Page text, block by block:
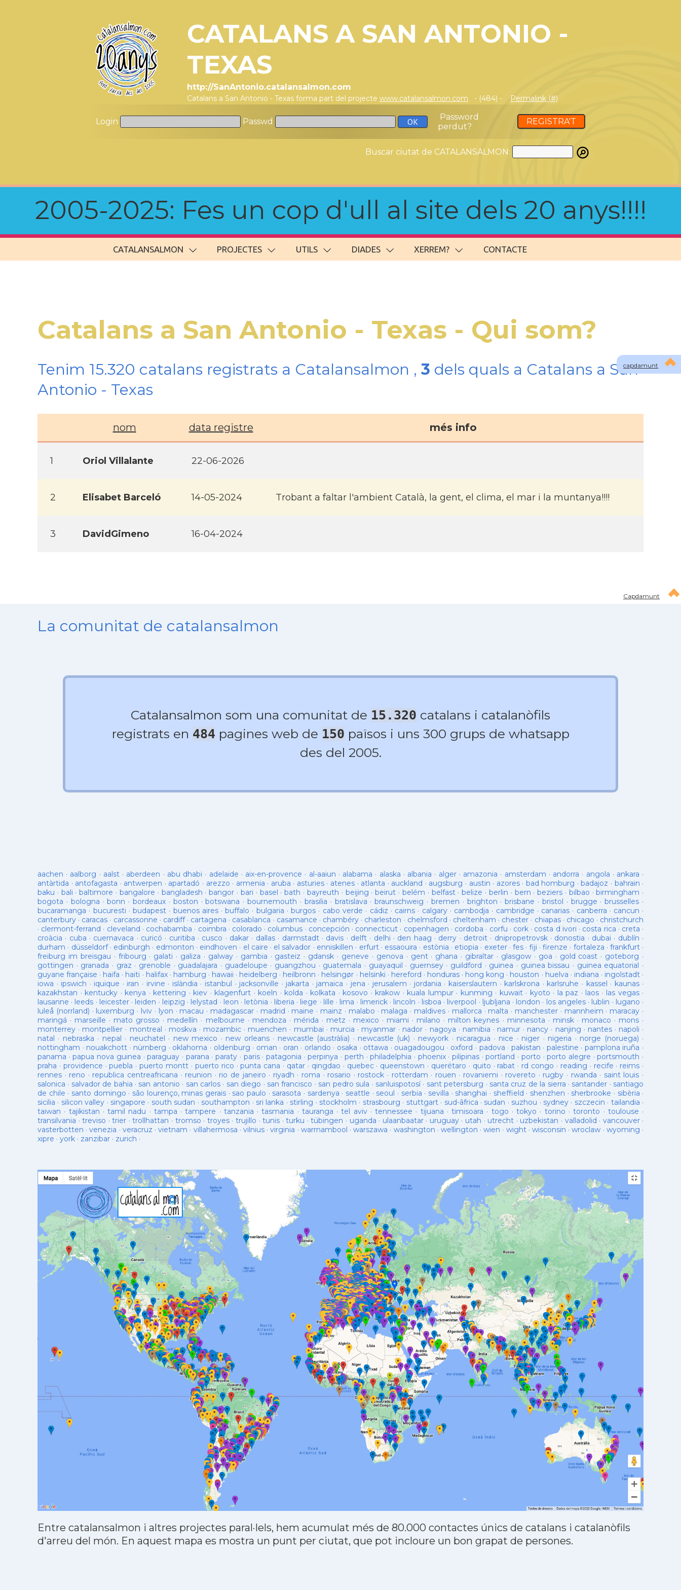
CATALANS A SAN ANTONIO -
TEXAS
http://SanAntonio.catalansalmon.com
Catalans a San Antonio - Texas forma part del projecte www.catalansalmon.com - (484) - Permalink (#)
Login Passwd
Password
perdut?
REGISTRA'T
Buscar ciutat de CATALANSALMON:
2005-2025: Fes un cop d'ull al site dels 20 anys!!!!
CATALANSALMON PROJECTES UTILS DIADES XERREM? CONTACTE
capdamunt
Catalans a San Antonio - Texas - Qui som?
Tenim 15.320 catalans registrats a Catalansalmon , 3 dels quals a Catalans a San
Antonio - Texas
nom data registre més info
1 Oriol Villalante 22-06-2026
2 Elisabet Barceló 14-05-2024 Trobant a faltar l'ambient Català, la gent, el clima, el mar i la muntanya!!!!
3 DavidGimeno 16-04-2024
Capdamunt
La comunitat de catalansalmon
Catalansalmon som una comunitat de 15.320 catalans i catalanòfils
registrats en 484 pagines web de 150 països i uns 300 grups de whatsapp
des del 2005.
aachen · aalborg · aalst· aberdeen · abu dhabi · adelaide · aix-en-provence · al-aaiun · alabama · alaska · albania · alger· amazonia · amsterdam · andorra · angola · ankara ·
antàrtida · antofagasta · antwerpen · apartadó · arezzo · armenia · aruba · asturies· atenes · atlanta · auckland · augsburg · austin · azores· bad homburg ·badajoz · bahrain ·
baku · bali ·baltimore · bangalore · bangladesh ·bangor · bari · basel ·bath · bayreuth · beijing ·beirut · belém · belfast·belize · berlin · bern ·beziers · bilbao ·birmingham ·
bogota · bologna ·bonn ·bordeaux · boston ·botswana ·bournemouth · brasilia · bratislava ·braunschweig · bremen · brighton ·brisbane · bristol · brugge ·brusselles ·
bucaramanga · bucuresti · budapest · buenos aires·buffalo · bulgaria ·burgos · cabo verde · cádiz · cairns · calgary· cambodja · cambridge · canarias · canberra · cancun ·
canterbury · caracas · carcassonne · cardiff· cartagena · casablanca · casamance · chambéry · charleston · chelmsford · cheltenham · chester · chiapas· chicago · christchurch
· clermont-ferrand · cleveland · cochabamba · coimbra · colorado · columbus · concepción · connecticut · copenhagen · cordoba · corfu · cork · costa d ivori · costa rica · creta ·
croàcia · cuba · cuernavaca · curicó · curitiba · cusco · dakar · dallas· darmstadt· davis · delft· delhi · den haag · derry · detroit· dnipropetrovsk· donostia · dubai · dublín ·
durham · düsseldorf· edinburgh · edmonton · eindhoven · el caire · el salvador · enniskillen · erfurt· essaouira · estònia · etiopia · exeter· fes · fiji · firenze · fortaleza · frankfurt ·
freiburg im breisgau · fribourg · galati · galiza · galway· gambia · gasteiz · gdansk · geneve · genova · gent· ghana · gibraltar · glasgow· goa · gold coast · goteborg ·
gottingen · granada · graz · grenoble · guadalajara · guadeloupe · guangzhou · guatemala · guayaquil · guernsey· guildford · guinea · guinea bissau · guinea equatorial ·
guyane française · haifa · haiti · halifax· hamburg · hawaii · heidelberg · heilbronn · helsingør · helsinki · hereford · honduras· hong kong · houston · huelva · indiana · ingolstadt·
iowa · ipswich · iquique · iran · irvine · islàndia · istanbul · jacksonville · jakarta · jamaica · jena · jerusalem · jordania · kaiserslautern · karlskrona · karlsruhe · kassel · kaunas·
kazakhstan · kentucky · kenya · kettering · kiev · klagenfurt · koeln · kolda · kolkata · kosovo · krakow · kuala lumpur· kunming · kuwait· kyoto · la paz · laos · las vegas·
lausanne · leeds · leicester· leiden · leipzig · lelystad · leon · letònia · liberia · liege · lille · lima · limerick· lincoln · lisboa · liverpool · ljubljana · london · los angeles· lublin · lugano ·
luleå (norrland) · luxemburg · lviv · lyon · macau · madagascar · madrid · maine · mainz · malabo · malaga · maldives · mallorca · malta · manchester · mannheim · maracay ·
maringá · marseille · mato grosso · medellín · melbourne · mendoza · mérida · metz · mexico · miami · milano · milton keynes · minnesota · minsk· monaco · mons ·
monterrey · montpellier · montreal · moskva · mozambic · muenchen · mumbai · murcia · myanmar · nador · nagoya · namibia · namur · nancy · nanjing · nantes· napoli ·
natal · nebraska · nepal · neuchatel · new mexico · new orleans· newcastle (austràlia) · newcastle (uk) · newyork · nicaragua · nice · niger · nigeria · norge (noruega) ·
nottingham · nouakchott · nürnberg · oklahoma · oldenburg · oman · oran · orlando · osaka · ottawa · ouagadougou · oxford · padova · pakistan · palestine · pamplona iruña ·
panama ·papua nova guinea ·paraguay · parana ·paraty · paris· patagonia ·perpinya · perth ·philadelphia · phoenix·pilipinas ·portland · porto ·porto alegre ·portsmouth ·
praha · providence ·puebla ·puerto montt · puerto rico ·punta cana · qatar · qingdao · quebec· queenstown · querétaro · quito · rabat · rd congo · reading · recife · reims ·
rennes · reno · republica centreafricana · reunion · rio de janeiro · riyadh · roma · rosario · rostock · rotterdam · rouen · rovaniemi · rovereto · rugby · rwanda · saint louis ·
salonica · salvador de bahia · san antonio · san carlos · san diego · san francisco · san pedro sula · sanluispotosí· sant petersburg · santa cruz de la sierra · santander · santiago
de chile · santo domingo · são lourenço, minas gerais· sao paulo · sarasota · sardenya · seattle · seoul · serbia · sevilla · shanghai · sheffield · shenzhen · sherbrooke · sibèria ·
sicilia · silicon valley · singapore · south sudan · southampton · sri lanka · stirling · stockholm · strasbourg · stuttgart· sud-âfrica · sudan · suzhou · sydney · szczecin · tailandia ·
taiwan · tajikistan ·tamil nadu · tampa ·tampere · tanzania ·tasmania · tauranga ·tel aviv·tennessee · tijuana ·timisoara · togo ·tokyo · torino ·toronto · toulouse ·
transilvania ·treviso ·trier ·trollhattan · tromso · troyes· trujillo ·tunis ·turku ·tübingen · uganda · ulaanbaatar· uruguay· utah · utrecht · uzbekistan · valladolid · vancouver·
vasterbotten ·venezia · veracruz ·vietnam · villahermosa · vilnius·virginia · warrnambool ·warszawa · washington · wellington ·wien · wight·wisconsin ·wroclaw · wyoming ·
xipre · york · zanzibar · zurich ·
Entre catalansalmon i altres projectes paral·lels, hem acumulat més de 80.000 contactes únics de catalans i catalanòfils
d'arreu del món. En aquest mapa es mostra un punt per ciutat, que pot incloure un bon grapat de persones.